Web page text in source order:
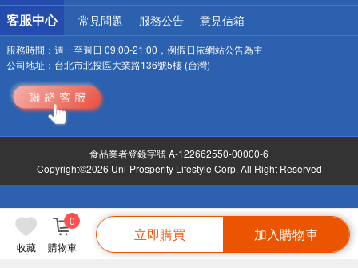
收藏 購物車
0
立即購買 加入購物車
客服中心 常見問題 服務公告 意見信箱
服務時間： 週一至週日 09:00-21:00，例假日依網站公告為主
公司地址： 台北市北投區大業路136號5樓 (台灣)
食品業者登錄字號 A-122662550-00000-6
Copyright©2026 Uni-Prosperity Lifestyle Corp. All Right Reserved